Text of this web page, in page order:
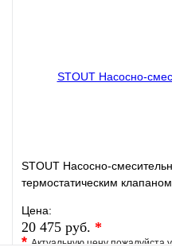
STOUT Насосно-
термостатическим
Цена:
20 475 руб. *
*Актуальную цену пожалуйста